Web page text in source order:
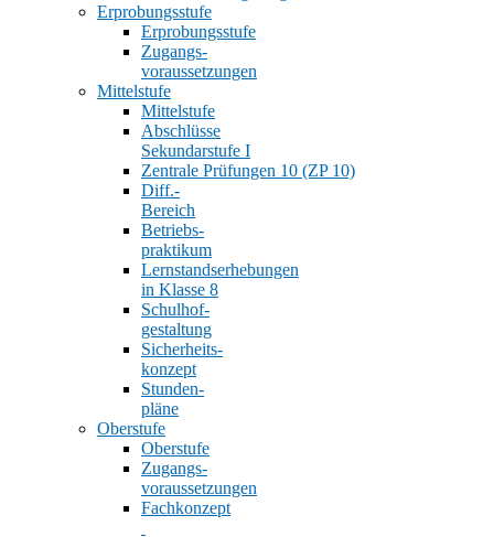
Erprobungsstufe
Erprobungsstufe
Zugangs-
voraussetzungen
Mittelstufe
Mittelstufe
Abschlüsse
Sekundarstufe I
Zentrale Prüfungen 10 (ZP 10)
Diff.-
Bereich
Betriebs-
praktikum
Lernstandserhebungen
in Klasse 8
Schulhof-
gestaltung
Sicherheits-
konzept
Stunden-
pläne
Oberstufe
Oberstufe
Zugangs-
voraussetzungen
Fachkonzept